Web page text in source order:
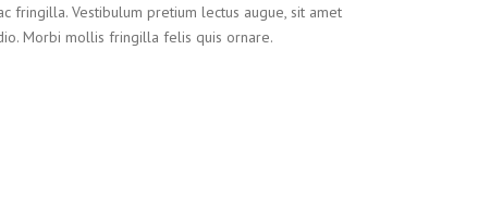
fringilla. Vestibulum pretium lectus augue, sit amet
Morbi mollis fringilla felis quis ornare.